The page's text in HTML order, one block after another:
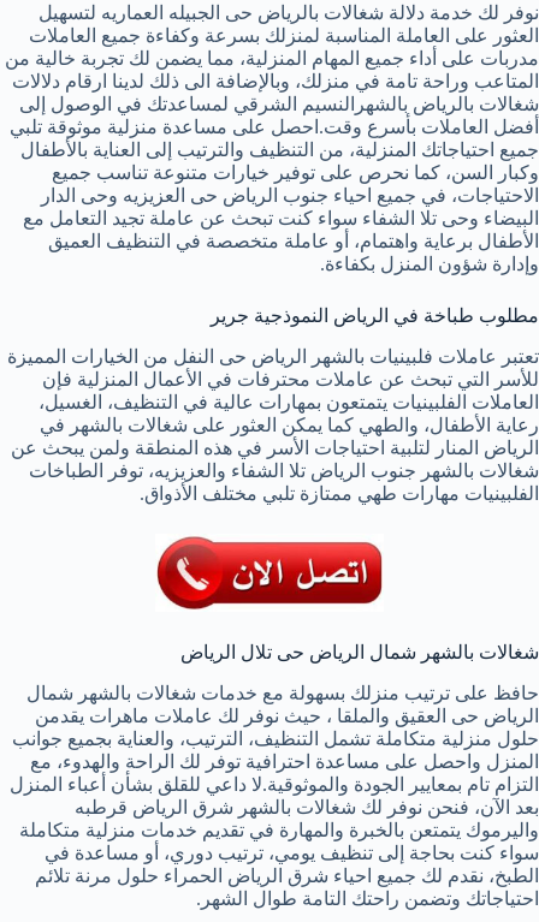
نوفر لك خدمة دلالة شغالات بالرياض حى الجبيله العماريه لتسهيل
العثور على العاملة المناسبة لمنزلك بسرعة وكفاءة جميع العاملات
مدربات على أداء جميع المهام المنزلية، مما يضمن لك تجربة خالية من
المتاعب وراحة تامة في منزلك، وبالإضافة الى ذلك لدينا ارقام دلالات
شغالات بالرياض بالشهرالنسيم الشرقي لمساعدتك في الوصول إلى
أفضل العاملات بأسرع وقت.احصل على مساعدة منزلية موثوقة تلبي
جميع احتياجاتك المنزلية، من التنظيف والترتيب إلى العناية بالأطفال
وكبار السن، كما نحرص على توفير خيارات متنوعة تناسب جميع
الاحتياجات، في جميع احياء جنوب الرياض حى العزيزيه وحى الدار
البيضاء وحى تلا الشفاء سواء كنت تبحث عن عاملة تجيد التعامل مع
الأطفال برعاية واهتمام، أو عاملة متخصصة في التنظيف العميق
وإدارة شؤون المنزل بكفاءة.
مطلوب طباخة في الرياض النموذجية جرير
تعتبر عاملات فلبينيات بالشهر الرياض حى النفل من الخيارات المميزة
للأسر التي تبحث عن عاملات محترفات في الأعمال المنزلية فإن
العاملات الفلبينيات يتمتعون بمهارات عالية في التنظيف، الغسيل،
رعاية الأطفال، والطهي كما يمكن العثور على شغالات بالشهر في
الرياض المنار لتلبية احتياجات الأسر في هذه المنطقة ولمن يبحث عن
شغالات بالشهر جنوب الرياض تلا الشفاء والعزيزيه، توفر الطباخات
الفلبينيات مهارات طهي ممتازة تلبي مختلف الأذواق.
شغالات بالشهر شمال الرياض حى تلال الرياض
حافظ على ترتيب منزلك بسهولة مع خدمات شغالات بالشهر شمال
الرياض حى العقيق والملقا ، حيث نوفر لك عاملات ماهرات يقدمن
حلول منزلية متكاملة تشمل التنظيف، الترتيب، والعناية بجميع جوانب
المنزل واحصل على مساعدة احترافية توفر لك الراحة والهدوء، مع
التزام تام بمعايير الجودة والموثوقية.لا داعي للقلق بشأن أعباء المنزل
بعد الآن، فنحن نوفر لك شغالات بالشهر شرق الرياض قرطبه
واليرموك يتمتعن بالخبرة والمهارة في تقديم خدمات منزلية متكاملة
سواء كنت بحاجة إلى تنظيف يومي، ترتيب دوري، أو مساعدة في
الطبخ، نقدم لك جميع احياء شرق الرياض الحمراء حلول مرنة تلائم
احتياجاتك وتضمن راحتك التامة طوال الشهر.